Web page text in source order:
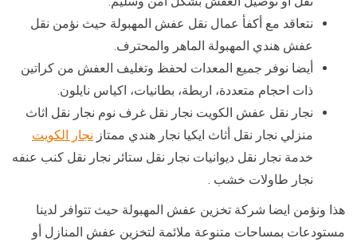
نتعاقد مع أكفأ عمال نقل عفش المهبولة حيث نؤمن نقل
عفش هندي المهبولة الماهر والمحترف.
أيضا نوفر جميع المعدات لحفظ وتغليف العفش من كراتين
ذات احجام متعددة، اربطة، بطانيات، اكياس نايلون.
نجار نقل عفش الكويت نجار نقل غرف نوم نجار نقل اثاث
منزلي نجار نقل أثاث ايكيا نجار هندي ممتاز نجار الكويت
خدمة نجار نقل ديوانيات نجار نقل ستائر نجار نقل كنب عنفه
نجار طاولات خشب .
هذا ونؤمن ايضا شركة تخزين عفش المهبولة حيث تتوافر لدينا
مستودعات بمساحات متنوعة ملائمة لتخزين عفش المنازل أو